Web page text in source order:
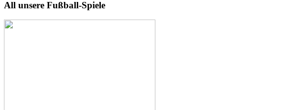
All unsere Fußball-Spiele